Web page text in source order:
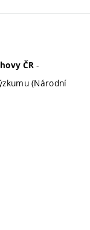
ČR -
(Národní